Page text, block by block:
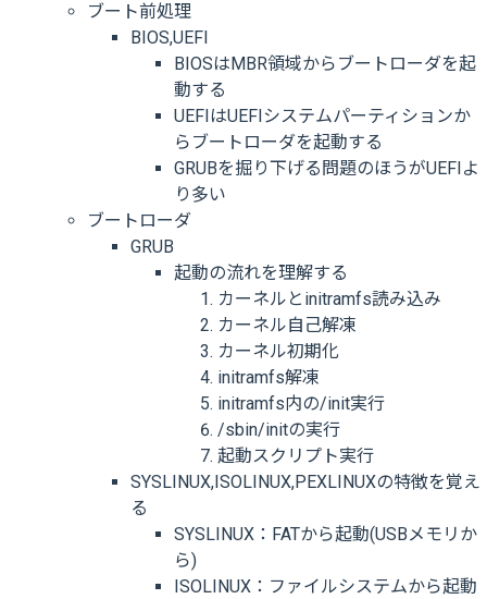
ブート前処理
BIOS,UEFI
BIOSはMBR領域からブートローダを起
動する
UEFIはUEFIシステムパーティションか
らブートローダを起動する
GRUBを掘り下げる問題のほうがUEFIよ
り多い
ブートローダ
GRUB
起動の流れを理解する
カーネルとinitramfs読み込み
カーネル自己解凍
カーネル初期化
initramfs解凍
initramfs内の/init実行
/sbin/initの実行
起動スクリプト実行
SYSLINUX,ISOLINUX,PEXLINUXの特徴を覚え
る
SYSLINUX：FATから起動(USBメモリか
ら)
ISOLINUX：ファイルシステムから起動